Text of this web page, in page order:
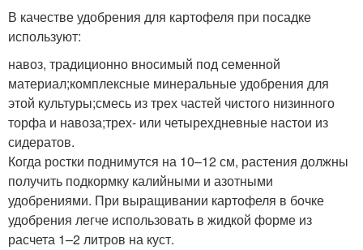
В качестве удобрения для картофеля при посадке
используют:
навоз, традиционно вносимый под семенной
материал;комплексные минеральные удобрения для
этой культуры;смесь из трех частей чистого низинного
торфа и навоза;трех- или четырехдневные настои из
сидератов.
Когда ростки поднимутся на 10–12 см, растения должны
получить подкормку калийными и азотными
удобрениями. При выращивании картофеля в бочке
удобрения легче использовать в жидкой форме из
расчета 1–2 литров на куст.